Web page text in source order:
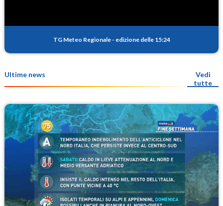
TG Meteo Regionale - edizione delle 15:24
Ultime news
Vedi
tutte